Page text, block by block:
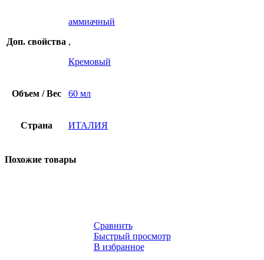
Доп. свойства
аммиачный
,
Кремовый
Объем / Вес 60 мл
Страна ИТАЛИЯ
Похожие товары
Сравнить
Быстрый просмотр
В избранное